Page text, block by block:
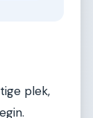
plek,